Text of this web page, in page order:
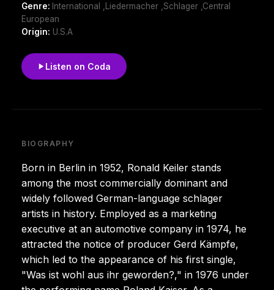
Genre: International ,Liedermacher ,Schlager ,Central
European
Origin: U.S.A
Listen on Coda
BIOGRAPHY
Born in Berlin in 1952, Ronald Keiler stands
among the most commercially dominant and
widely followed German-language schlager
artists in history. Employed as a marketing
executive at an automotive company in 1974, he
attracted the notice of producer Gerd Kämpfe,
which led to the appearance of his first single,
"Was ist wohl aus ihr geworden?," in 1976 under